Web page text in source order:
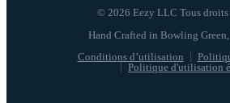
© 2026 Eezy LLC Tous droits
Conditions d’utilisation
Politique d'utilisation